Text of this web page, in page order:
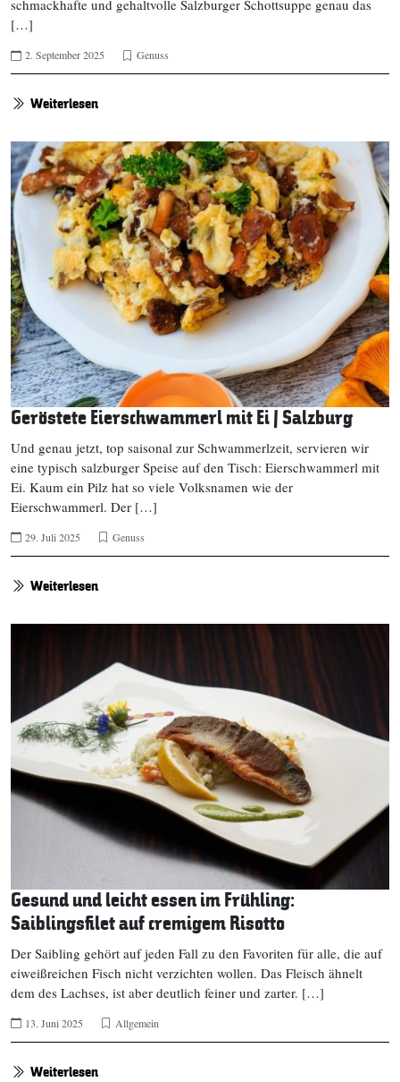
schmackhafte und gehaltvolle Salzburger Schottsuppe genau das
[…]
2. September 2025 Genuss
Weiterlesen
Geröstete Eierschwammerl mit Ei | Salzburg
Und genau jetzt, top saisonal zur Schwammerlzeit, servieren wir
eine typisch salzburger Speise auf den Tisch: Eierschwammerl mit
Ei. Kaum ein Pilz hat so viele Volksnamen wie der
Eierschwammerl. Der […]
29. Juli 2025 Genuss
Weiterlesen
Gesund und leicht essen im Frühling:
Saiblingsfilet auf cremigem Risotto
Der Saibling gehört auf jeden Fall zu den Favoriten für alle, die auf
eiweißreichen Fisch nicht verzichten wollen. Das Fleisch ähnelt
dem des Lachses, ist aber deutlich feiner und zarter. […]
13. Juni 2025 Allgemein
Weiterlesen